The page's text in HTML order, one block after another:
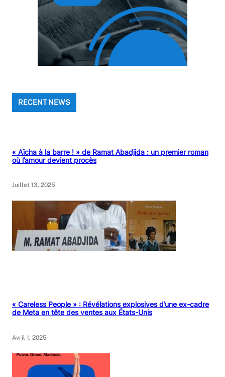
RECENT NEWS
« Aïcha à la barre ! » de Ramat Abadjida : un premier roman
où l’amour devient procès
Juillet 13, 2025
« Careless People » : Révélations explosives d’une ex-cadre
de Meta en tête des ventes aux États-Unis
Avril 1, 2025